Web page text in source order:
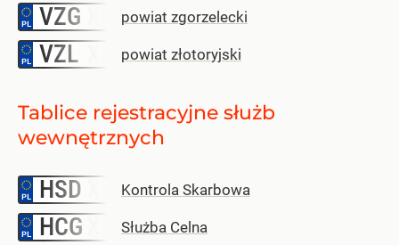
VZG powiat zgorzelecki
VZL powiat złotoryjski
Tablice rejestracyjne służb
wewnętrznych
HSD Kontrola Skarbowa
HCG Służba Celna